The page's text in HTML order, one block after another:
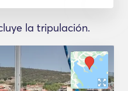
la tripulación.